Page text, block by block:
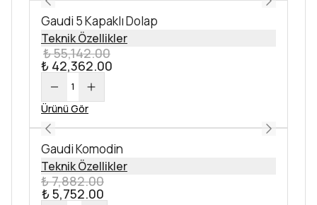
Gaudi 5 Kapaklı Dolap
Teknik Özellikler
₺ 55,142.00
₺ 42,362.00
1
Ürünü Gör
Gaudi Komodin
Teknik Özellikler
₺ 7,882.00
₺ 5,752.00